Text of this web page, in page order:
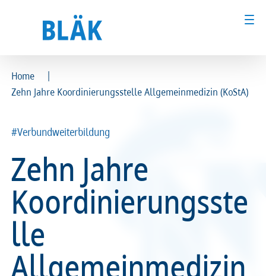
Ärztinnen und Ärzte
MFA & Fachpersonal
Patientinnen und Patienten
Kammer & Politik
Presse
Karriere
Ärztinnen und Ärzte
MFA & Fachpersonal
Patientinnen und Patienten
Kammer & Politik
Presse
Karriere
Home
|
Zehn Jahre Koordinierungsstelle Allgemeinmedizin (KoStA)
#Verbundweiterbildung
Zehn Jahre
Koordinierungsste
lle
Allgemeinmedizin